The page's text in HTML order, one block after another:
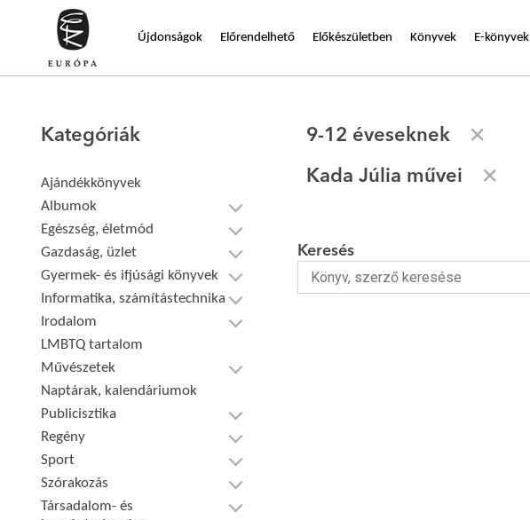
Újdonságok Előrendelhető Előkészületben Könyvek E-könyvek
Kategóriák
Ajándékkönyvek
Albumok
Egészség, életmód
Gazdaság, üzlet
Gyermek- és ifjúsági könyvek
Informatika, számítástechnika
Irodalom
LMBTQ tartalom
Művészetek
Naptárak, kalendáriumok
Publicisztika
Regény
Sport
Szórakozás
Társadalom- és
9-12 éveseknek
Kada Júlia művei
Keresés